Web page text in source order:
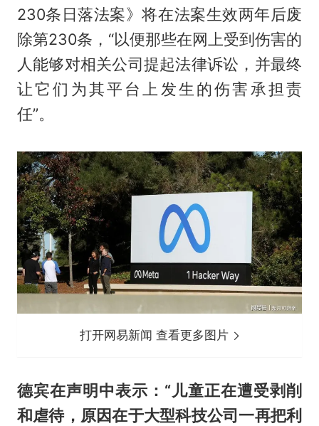
230条日落法案》将在法案生效两年后废
除第230条，“以便那些在网上受到伤害的
人能够对相关公司提起法律诉讼，并最终
让它们为其平台上发生的伤害承担责
任”。
打开网易新闻 查看更多图片
德宾在声明中表示：“儿童正在遭受剥削
和虐待，原因在于大型科技公司一再把利